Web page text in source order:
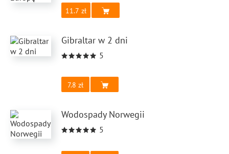
11.7
Gibraltar w 2 dni
5
7.8
Wodospady Norwegii
5